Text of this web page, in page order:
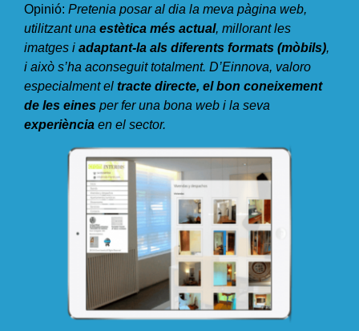
Opinió: Pretenia posar al dia la meva pàgina web,
utilitzant una estètica més actual, millorant les
imatges i adaptant-la als diferents formats (mòbils),
i això s’ha aconseguit totalment. D’Einnova, valoro
especialment el tracte directe, el bon coneixement
de les eines per fer una bona web i la seva
experiència en el sector.